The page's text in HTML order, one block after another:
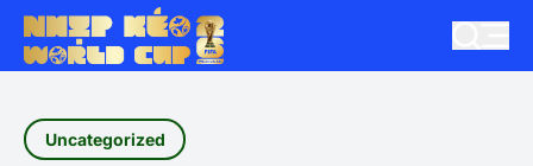
Uncategorized